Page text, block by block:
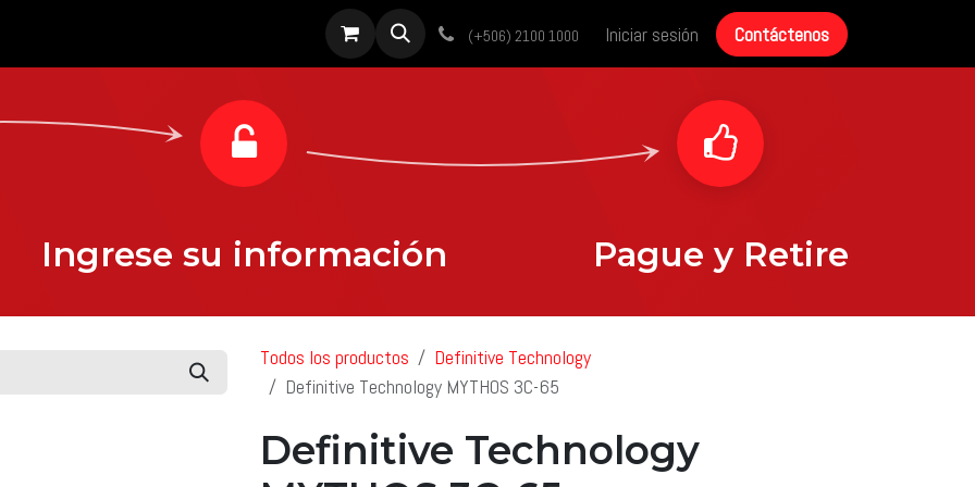
Sobre nosotros Noticias Historias de éxito Contáctenos
(+506) 2100 1000 Iniciar sesión Contáctenos
Ingrese su información Pague y Retire
Todos los productos
Definitive Technology
Definitive Technology MYTHOS 3C-65
Definitive Technology